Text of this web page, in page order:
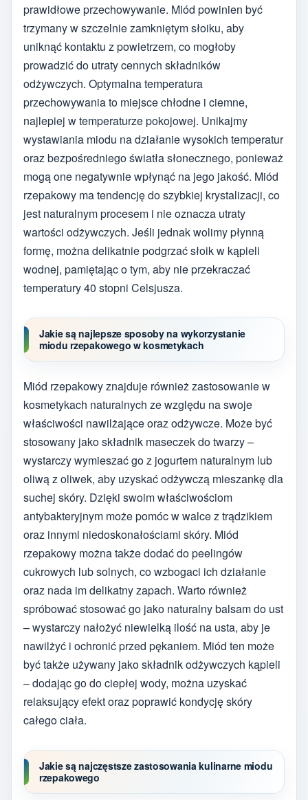
prawidłowe przechowywanie. Miód powinien być
trzymany w szczelnie zamkniętym słoiku, aby
uniknąć kontaktu z powietrzem, co mogłoby
prowadzić do utraty cennych składników
odżywczych. Optymalna temperatura
przechowywania to miejsce chłodne i ciemne,
najlepiej w temperaturze pokojowej. Unikajmy
wystawiania miodu na działanie wysokich temperatur
oraz bezpośredniego światła słonecznego, ponieważ
mogą one negatywnie wpłynąć na jego jakość. Miód
rzepakowy ma tendencję do szybkiej krystalizacji, co
jest naturalnym procesem i nie oznacza utraty
wartości odżywczych. Jeśli jednak wolimy płynną
formę, można delikatnie podgrzać słoik w kąpieli
wodnej, pamiętając o tym, aby nie przekraczać
temperatury 40 stopni Celsjusza.
Jakie są najlepsze sposoby na wykorzystanie
miodu rzepakowego w kosmetykach
Miód rzepakowy znajduje również zastosowanie w
kosmetykach naturalnych ze względu na swoje
właściwości nawilżające oraz odżywcze. Może być
stosowany jako składnik maseczek do twarzy –
wystarczy wymieszać go z jogurtem naturalnym lub
oliwą z oliwek, aby uzyskać odżywczą mieszankę dla
suchej skóry. Dzięki swoim właściwościom
antybakteryjnym może pomóc w walce z trądzikiem
oraz innymi niedoskonałościami skóry. Miód
rzepakowy można także dodać do peelingów
cukrowych lub solnych, co wzbogaci ich działanie
oraz nada im delikatny zapach. Warto również
spróbować stosować go jako naturalny balsam do ust
– wystarczy nałożyć niewielką ilość na usta, aby je
nawilżyć i ochronić przed pękaniem. Miód ten może
być także używany jako składnik odżywczych kąpieli
– dodając go do ciepłej wody, można uzyskać
relaksujący efekt oraz poprawić kondycję skóry
całego ciała.
Jakie są najczęstsze zastosowania kulinarne miodu
rzepakowego